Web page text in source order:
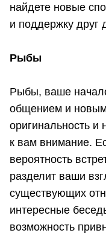
найдете новые
и поддержку друг
Рыбы
Рыбы, ваше
общением и
оригинальность и
к вам внимание.
вероятность
разделит ваши
существующих
интересные
возможность